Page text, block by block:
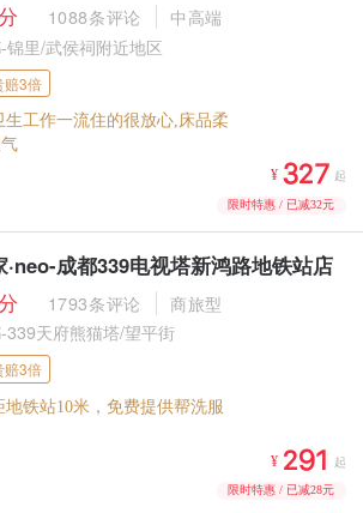
1088条评论
中高端
锦里/武侯祠附近地区
赔3倍
生工作一流住的很放心,床品柔
¥   起
限时特惠 / 已减32元
·neo-成都339电视塔新鸿路地铁站店
1793条评论
商旅型
339天府熊猫塔/望平街
赔3倍
地铁站10米，免费提供帮洗服
¥  起
限时特惠 / 已减28元